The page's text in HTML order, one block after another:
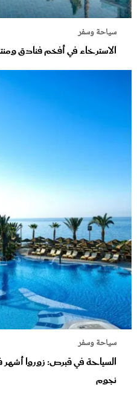
سياحة وسفر
الاسترخاء في أفخم فنادق
سياحة وسفر
السياحة في قبرص: زوروا
نجوم